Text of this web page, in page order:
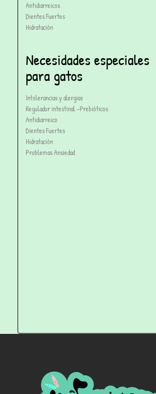
Antidiarreicos
Dientes Fuertes
Hidratación
Necesidades especiales
para gatos
Intolerancias y alergias
Regulador intestinal -Prebióticos
Antidiarreico
Dientes Fuertes
Hidratación
Problemas Ansiedad